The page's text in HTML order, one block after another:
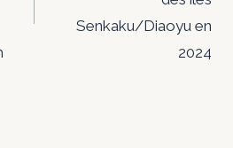
Senkaku/Diaoyu en
2024